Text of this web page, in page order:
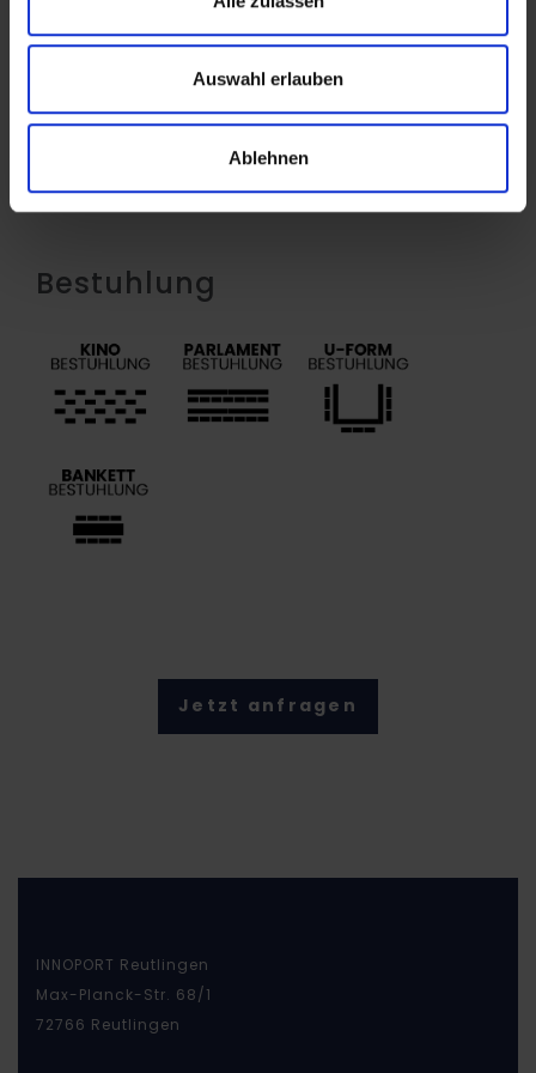
Auswahl erlauben
Ablehnen
Standard-Bestuhlung
Standard-Bestuhlung.
*Alle Preise verstehen sich zzgl. 19% USt.
Bestuhlung
Jetzt anfragen
INNOPORT Reutlingen
Max-Planck-Str. 68/1
72766 Reutlingen